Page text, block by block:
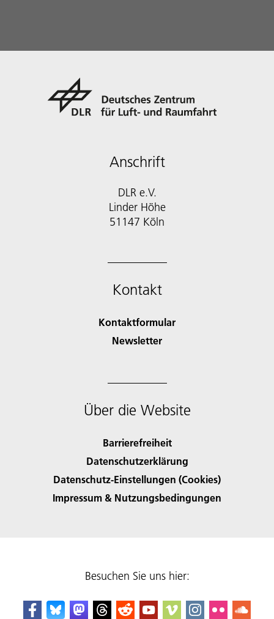
Anschrift
DLR e.V.
Linder Höhe
51147 Köln
Kontakt
Kontaktformular
Newsletter
Über die Website
Barrierefreiheit
Datenschutzerklärung
Datenschutz-Einstellungen (Cookies)
Impressum & Nutzungsbedingungen
Besuchen Sie uns hier: